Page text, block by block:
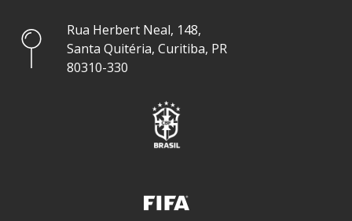
Rua Herbert Neal, 148,
Santa Quitéria, Curitiba, PR
80310-330